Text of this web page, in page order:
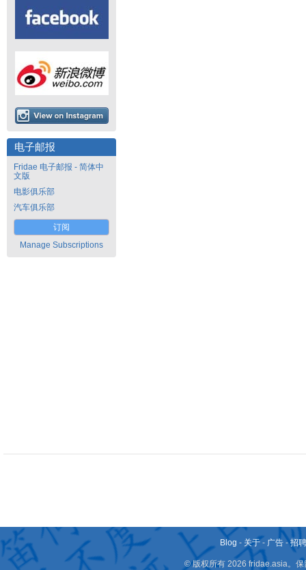
电子邮报
Fridae 电子邮报 - 简体中
文版
电影俱乐部
汽车俱乐部
订阅
Manage Subscriptions
Blog - 关于 - 广告 -招
© 版权所有 2026 fridae.asia。